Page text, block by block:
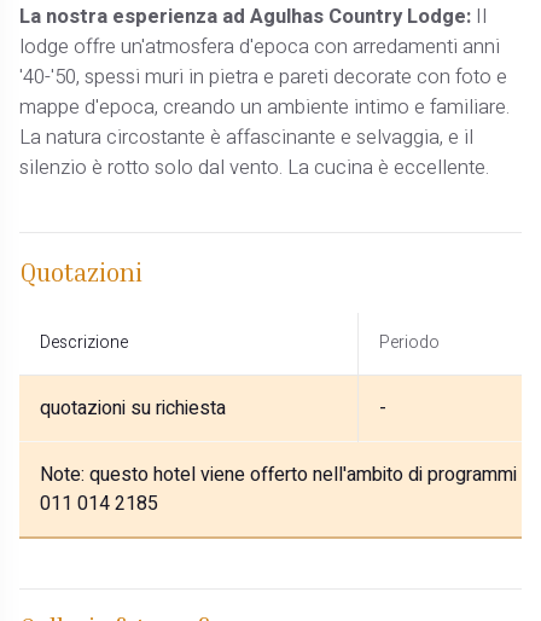
La nostra esperienza ad Agulhas Country Lodge: Il
lodge offre un'atmosfera d'epoca con arredamenti anni
'40-'50, spessi muri in pietra e pareti decorate con foto e
mappe d'epoca, creando un ambiente intimo e familiare.
La natura circostante è affascinante e selvaggia, e il
silenzio è rotto solo dal vento. La cucina è eccellente.
Quotazioni
Descrizione Periodo
quotazioni su richiesta -
Note: questo hotel viene offerto nell'ambito di programmi
011 014 2185